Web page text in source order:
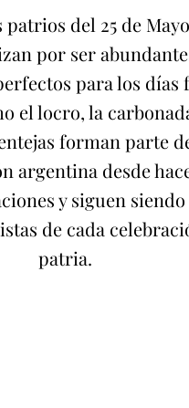
patrios del 25 de
por ser
para los días
el locro, la
forman parte
argentina desde
y siguen siendo
de cada
patria.